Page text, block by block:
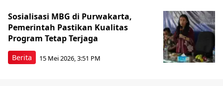
Berita
Sosialisasi MBG di Purwakarta,
Pemerintah Pastikan Kualitas
Program Tetap Terjaga
15 Mei 2026, 3:51 PM